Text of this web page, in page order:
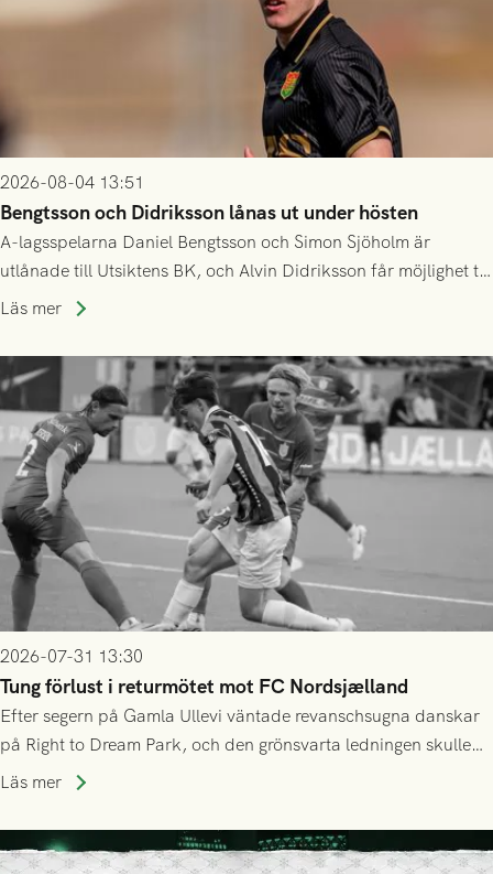
2026-08-04 13:51
Bengtsson och Didriksson lånas ut under hösten
A-lagsspelarna Daniel Bengtsson och Simon Sjöholm är
utlånade till Utsiktens BK, och Alvin Didriksson får möjlighet till
speltid i Hestrafors genom föreningssamarbete.
Läs mer
2026-07-31 13:30
Tung förlust i returmötet mot FC Nordsjælland
Efter segern på Gamla Ullevi väntade revanschsugna danskar
på Right to Dream Park, och den grönsvarta ledningen skulle
upphöra efter mindre än kvarten spelad. På lika mark visade
tennissiffror och det grönsvarta europaäventyret tog slut.
Läs mer